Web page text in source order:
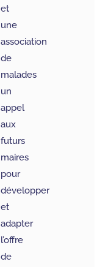
et
une
association
de
malades
un
appel
aux
futurs
maires
pour
développer
et
adapter
l’offre
de